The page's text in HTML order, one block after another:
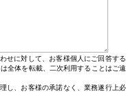
せに対して、お客様個人にご回答する
全体を転載、二次利用することはご遠
し、お客様の承諾なく、業務遂行上必